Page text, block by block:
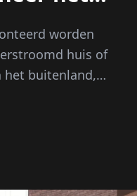
worden
huis of
het buitenland,
aan